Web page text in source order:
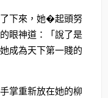
了下來，她�起頭努
眼神道：「說了是
成為天下第一賤的
掌重新放在她的柳